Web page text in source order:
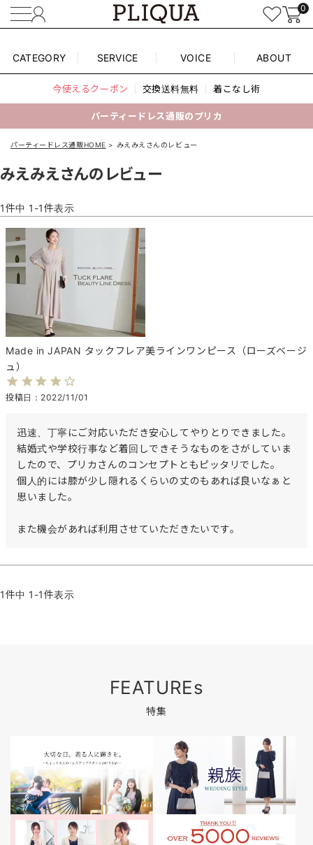
0
CATEGORY SERVICE VOICE ABOUT
今使えるクーポン 交換送料無料 着こなし術
パーティードレス通販のプリカ
パーティードレス通販HOME みえみえさんのレビュー
みえみえさんのレビュー
1件中 1 -1件表示
Made in JAPAN タックフレア美ラインワンピース（ローズベージ
ュ）
投稿日 2022/11/01
迅速、丁寧にご対応いただき安心してやりとりできました。
結婚式や学校行事など着回しできそうなものをさがしていま
したので、プリカさんのコンセプトともピッタリでした。
個人的には膝が少し隠れるくらいの丈のもあれば良いなぁと
思いました。
また機会があれば利用させていただきたいです。
1件中 1 -1件表示
FEATUREs
特集